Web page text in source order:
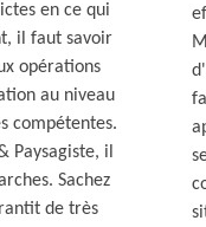
en ce qui
il faut savoir
opérations
au niveau
compétentes.
Paysagiste, il
Sachez
de très